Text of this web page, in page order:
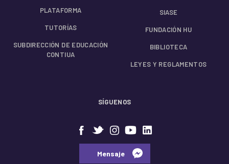
PLATAFORMA
TUTORÍAS
SUBDIRECCIÓN DE EDUCACIÓN
CONTIUA
SIASE
FUNDACIÓN HU
BIBLIOTECA
LEYES Y REGLAMENTOS
SÍGUENOS
⠀⠀Mensaje⠀